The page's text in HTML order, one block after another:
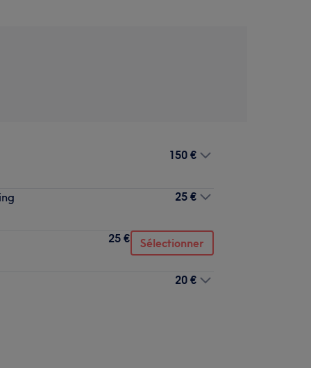
150 €
25 €
25 € Sélectionner
20 €